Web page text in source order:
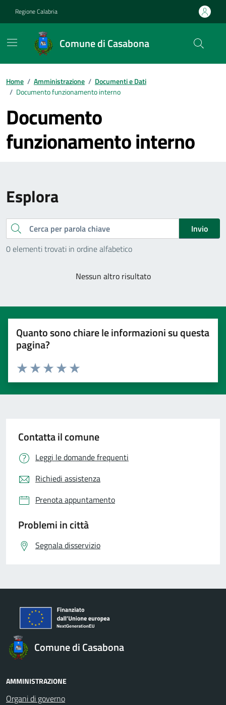
Regione Calabria
Comune di Casabona
Home / Amministrazione / Documenti e Dati
/ Documento funzionamento interno
Documento
funzionamento interno
Esplora
Cerca
Invio
0 elementi trovati in ordine alfabetico
Nessun altro risultato
Quanto sono chiare le informazioni su questa
pagina?
Valuta 5 stelle su 5
Valuta 4 stelle su 5
Valuta 3 stelle su 5
Valuta 2 stelle su 5
Valuta 1 stelle su 5
Contatta il comune
Leggi le domande frequenti
Richiedi assistenza
Prenota appuntamento
Problemi in città
Segnala disservizio
Comune di Casabona
AMMINISTRAZIONE
Organi di governo